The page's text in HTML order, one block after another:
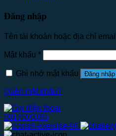
Đăng nhập
Tên tài khoản hoặc địa chỉ email
Mật khẩu *
Ghi nhớ mật khẩu Đăng nhập
Quên mật khẩu?
0914000065